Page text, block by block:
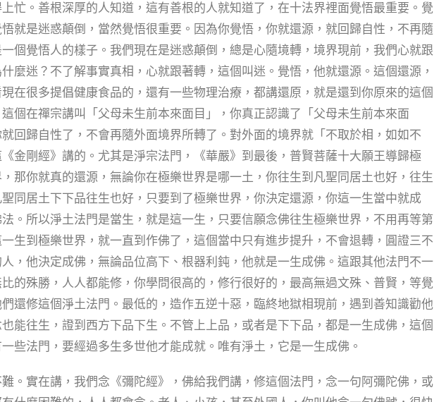
忙。善根深厚的人知道，這有善根的人就知道了，在十法界裡面覺悟最重要。覺
就是迷惑顛倒，當然覺悟很重要。因為你覺悟，你就還源，就回歸自性，不再隨
個覺悟人的樣子。我們現在是迷惑顛倒，總是心隨境轉，境界現前，我們心就跟
麼迷？不了解事實真相，心就跟著轉，這個叫迷。覺悟，他就還源。這個還源，
在很多提倡健康食品的，還有一些物理治療，都講還原，就是還到你原來的這個
個在禪宗講叫「父母未生前本來面目」，你真正認識了「父母未生前本來面
回歸自性了，不會再隨外面境界所轉了。對外面的境界就「不取於相，如如不
金剛經》講的。尤其是淨宗法門，《華嚴》到最後，普賢菩薩十大願王導歸極
那你就真的還源，無論你在極樂世界是哪一土，你往生到凡聖同居土也好，往生
同居土下下品往生也好，只要到了極樂世界，你決定還源，你這一生當中就成
。所以淨土法門是當生，就是這一生，只要信願念佛往生極樂世界，不用再等第
生到極樂世界，就一直到作佛了，這個當中只有進步提升，不會退轉，圓證三不
，他決定成佛，無論品位高下、根器利鈍，他就是一生成佛。這跟其他法門不一
的殊勝，人人都能修，你學問很高的，修行很好的，最高無過文殊、普賢，等覺
還修這個淨土法門。最低的，造作五逆十惡，臨終地獄相現前，遇到善知識勸他
能往生，證到西方下品下生。不管上上品，或者是下下品，都是一生成佛，這個
些法門，要經過多生多世他才能成就。唯有淨土，它是一生成佛。
實在講，我們念《彌陀經》，佛給我們講，修這個法門，念一句阿彌陀佛，或